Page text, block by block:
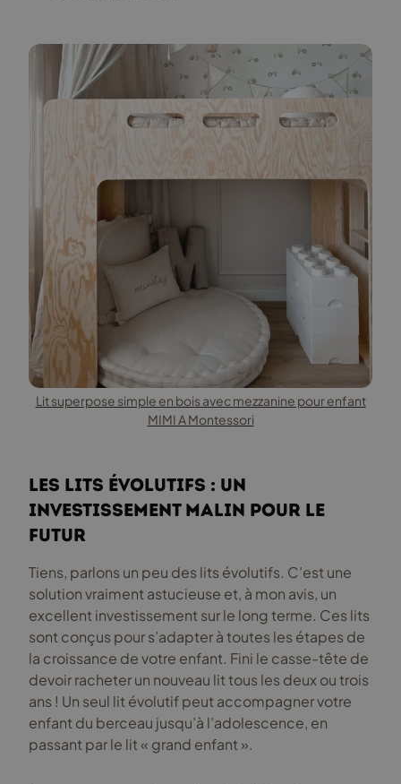
Lit superpose simple en bois avec mezzanine pour enfant
MIMI A Montessori
Les lits évolutifs : Un
investissement malin pour le
futur
Tiens, parlons un peu des lits évolutifs. C’est une
solution vraiment astucieuse et, à mon avis, un
excellent investissement sur le long terme. Ces lits
sont conçus pour s’adapter à toutes les étapes de
la croissance de votre enfant. Fini le casse-tête de
devoir racheter un nouveau lit tous les deux ou trois
ans ! Un seul lit évolutif peut accompagner votre
enfant du berceau jusqu’à l’adolescence, en
passant par le lit « grand enfant ».